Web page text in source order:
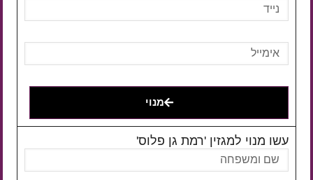
מנוי
עשו מנוי למגזין 'רמת גן פלוס'